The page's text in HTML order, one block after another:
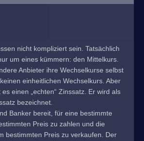
nicht kompliziert sein. Tatsächlich
um eines kümmern: den Mittelkurs.
Anbieter ihre Wechselkurse selbst
einheitlichen Wechselkurs. Aber
einen „echten“ Zinssatz. Er wird als
bezeichnet.
Banker bereit, für eine bestimmte
Preis zu zahlen und die
bestimmten Preis zu verkaufen. Der